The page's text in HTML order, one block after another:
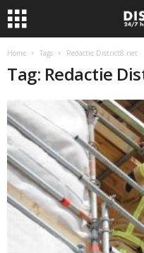
Home Tags Redactie District8.net
Tag: Redactie